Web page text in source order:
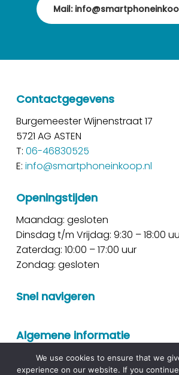
Mail:
Contactgegevens
Burgemeester Wijnenstraat 17
5721 AG ASTEN
T: 06-46830525
E: info@smartphoneinkoop.nl
Openingstijden
Maandag: gesloten
Dinsdag t/m Vrijdag: 9:30 – 18:00
Zaterdag: 10:00 – 17:00 uur
Zondag: gesloten
Snel navigeren
Algemene informatie
We use cookies to ensure that we
experience on our website. If you